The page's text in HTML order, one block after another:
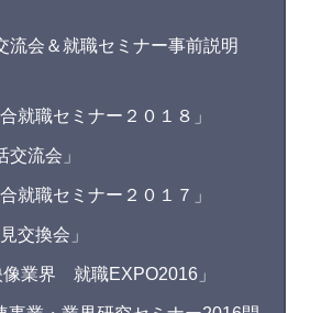
流会＆就職セミナー事前説明
就職セミナー２０１８」
流会」
就職セミナー２０１７」
交換会」
業界 就職EXPO2016」